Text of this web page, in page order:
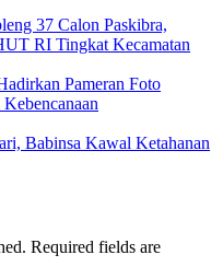
37 Calon Paskibra,
RI Tingkat Kecamatan
Pameran Foto
Babinsa Kawal Ketahanan
Required fields are